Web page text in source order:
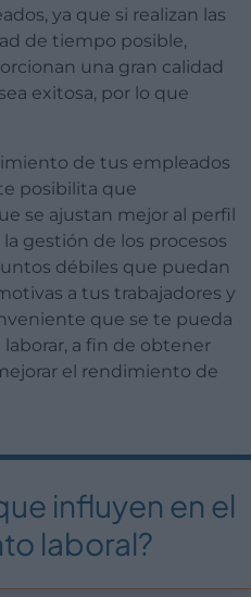
ya que si realizan las
de tiempo posible,
una gran calidad
exitosa, por lo que
posibilita que
se ajustan mejor al perfil
gestión de los procesos
débiles que puedan
a tus trabajadores y
que se te pueda
a fin de obtener
el rendimiento de
influyen en el
laboral?